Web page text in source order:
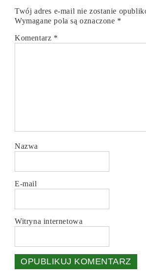
Twój adres e-mail nie zostanie
Wymagane pola są oznaczone *
Komentarz *
Nazwa
E-mail
Witryna internetowa